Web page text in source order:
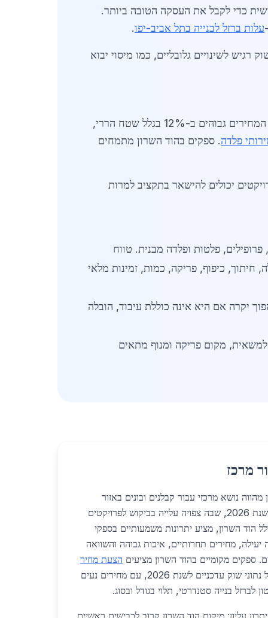
כדי לקבל את העסקה הטובה ביותר.
עלות ברזל לבנייה בתל אביב-יפו.
כוללים חברות עם מחסנים מקומיים, המציעות חיתוך ומשלוח חינם מעל 5 טון. השוק רגיש לשינויים גלובליים, כמו מיסוי יבוא
המחירים גבוהים ב-12% בגלל שטח הררי,
פלדה. ספקים בהוד השרון מתמחים
יכולים להישאר בתקציב למרות
קורות, פרופילים, פלטות ופלדה מבנית. טווח
הקילו. הובלה, חיתוך, כיפוף, פריקה, כמות, זמינות מלאי
יקרה אם היא אינה כוללת עיבוד, הובלה
מקום פריקה ומנוף מתאים
מרכז
נושא מרכזי עבור קבלנים ובונים באזור
המרכזי של ישראל, במיוחד בשנת 2026, שבה צפויה עלייה בביקוש לפרויקטים
הוד השרון, מציע יתרונות משמעותיים בספקי
מחירים תחרותיים, איכות גבוהה והשוואה
ספקים מקומיים בהוד השרון מציעים הצעת מחיר
מהירה ומדויקת, המבוססת על נתוני שוק עדכניים לשנת 2026, עם מחירים נעים
עליון: מיקום הוד השרון קרוב לכבישים ראשיים